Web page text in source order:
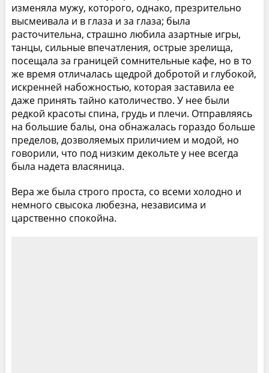
изменяла мужу, которого, однако, презрительно
высмеивала и в глаза и за глаза; была
расточительна, страшно любила азартные игры,
танцы, сильные впечатления, острые зрелища,
посещала за границей сомнительные кафе, но в то
же время отличалась щедрой добротой и глубокой,
искренней набожностью, которая заставила ее
даже принять тайно католичество. У нее были
редкой красоты спина, грудь и плечи. Отправляясь
на большие балы, она обнажалась гораздо больше
пределов, дозволяемых приличием и модой, но
говорили, что под низким декольте у нее всегда
была надета власяница.
Вера же была строго проста, со всеми холодно и
немного свысока любезна, независима и
царственно спокойна.